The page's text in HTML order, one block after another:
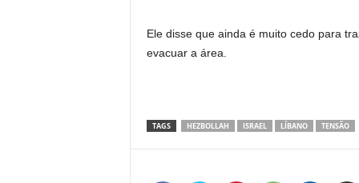
Ele disse que ainda é muito cedo para
evacuar a área.
TAGS HEZBOLLAH ISRAEL LÍBANO TENSÃO